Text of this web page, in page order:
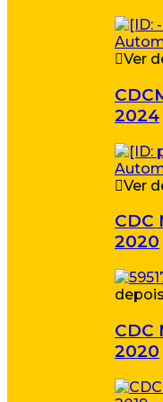
Ver
2024
Ver
CDC
2020
depois
CDC
2020